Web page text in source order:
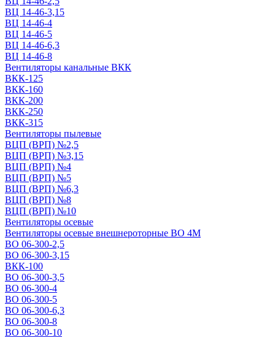
ВЦ 14-46-3,15
ВЦ 14-46-4
ВЦ 14-46-5
ВЦ 14-46-6,3
ВЦ 14-46-8
Вентиляторы канальные ВКК
ВКК-125
ВКК-160
ВКК-200
ВКК-250
ВКК-315
Вентиляторы пылевые
ВЦП (ВРП) №2,5
ВЦП (ВРП) №3,15
ВЦП (ВРП) №4
ВЦП (ВРП) №5
ВЦП (ВРП) №6,3
ВЦП (ВРП) №8
ВЦП (ВРП) №10
Вентиляторы осевые
Вентиляторы осевые внешнероторные ВО 4М
ВО 06-300-2,5
ВО 06-300-3,15
ВКК-100
ВО 06-300-3,5
ВО 06-300-4
ВО 06-300-5
ВО 06-300-6,3
ВО 06-300-8
ВО 06-300-10